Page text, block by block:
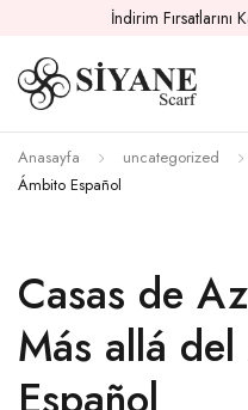
İndirim Fırsatlarını
Anasayfa uncategorized
Ámbito Español
Casas de
Más allá